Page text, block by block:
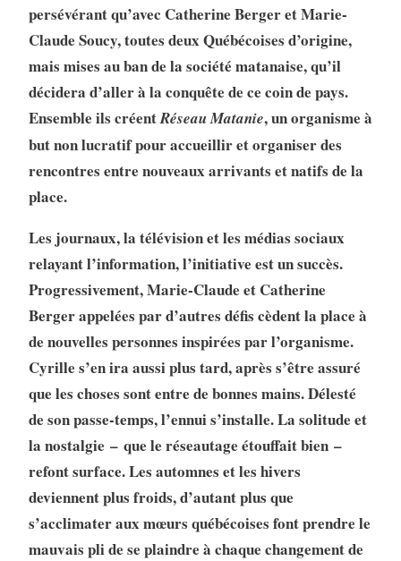
persévérant qu’avec Catherine Berger et Marie-
Claude Soucy, toutes deux Québécoises d’origine,
mais mises au ban de la société matanaise, qu’il
décidera d’aller à la conquête de ce coin de pays.
Ensemble ils créentRéseau Matanie, un organisme à
but non lucratif pour accueillir et organiser des
rencontres entre nouveaux arrivants et natifs de la
place.
Les journaux, la télévision et les médias sociaux
relayant l’information, l’initiative est un succès.
Progres­sivement, Marie-Claude et Catherine
Berger appelées par d’autres défis cèdent la place à
de nouvelles personnes inspirées par l’organisme.
Cyrille s’en ira aussi plus tard, après s’être assuré
que les choses sont entre de bonnes mains. Délesté
de son passe-temps, l’ennui s’installe. La solitude et
la nostalgie – que le réseautage étouffait bien –
refont surface. Les automnes et les hivers
deviennent plus froids, d’autant plus que
s’acclimater aux mœurs québécoises font prendre le
mauvais pli de se plaindre à chaque chan­gement de